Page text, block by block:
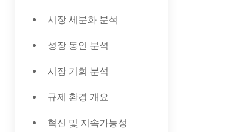
시장 세분화 분석
성장 동인 분석
시장 기회 분석
규제 환경 개요
혁신 및 지속가능성